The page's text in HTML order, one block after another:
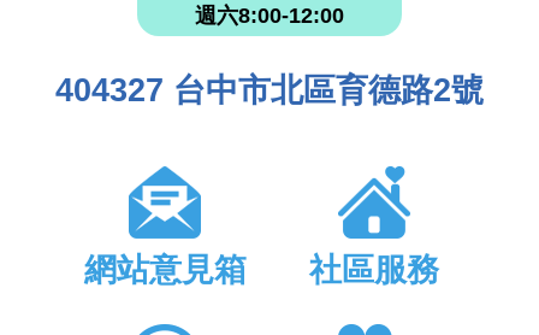
週六8:00-12:00
404327 台中市北區育德路2號
網站意見箱 社區服務